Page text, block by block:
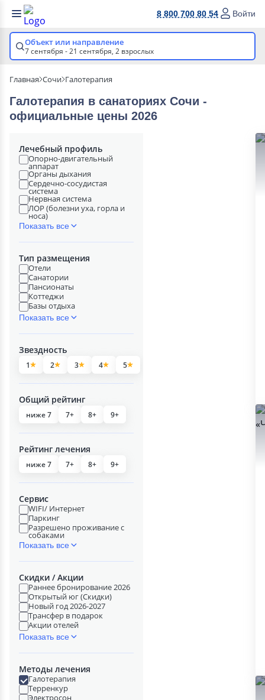
8 800 700 80 54 Войти
Объект или направление
7 сентября - 21 сентября, 2 взрослых
Главная Сочи Галотерапия
Галотерапия в cанаториях Сочи -
официальные цены 2026
Лечебный профиль
Опорно-двигательный
аппарат
Органы дыхания
Сердечно-сосудистая
система
Нервная система
ЛОР (болезни уха, горла и
носа)
Показать все
Тип размещения
Отели
Санатории
Пансионаты
Коттеджи
Базы отдыха
Показать все
Звездность
1 2 3 4 5
Общий рейтинг
ниже 7 7+ 8+ 9+
Рейтинг лечения
ниже 7 7+ 8+ 9+
Сервис
WIFI/ Интернет
Паркинг
Разрешено проживание с
собаками
Показать все
Скидки / Акции
Раннее бронирование 2026
Открытый юг (Скидки)
Новый год 2026-2027
Трансфер в подарок
Акции отелей
Показать все
Методы лечения
Галотерапия
Терренкур
Электросон